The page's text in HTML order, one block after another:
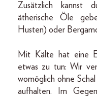
Zusätzlich kannst
ätherische Öle
Husten) oder
Mit Kälte hat eine
etwas zu tun: Wir
womöglich ohne
aufhalten. Im